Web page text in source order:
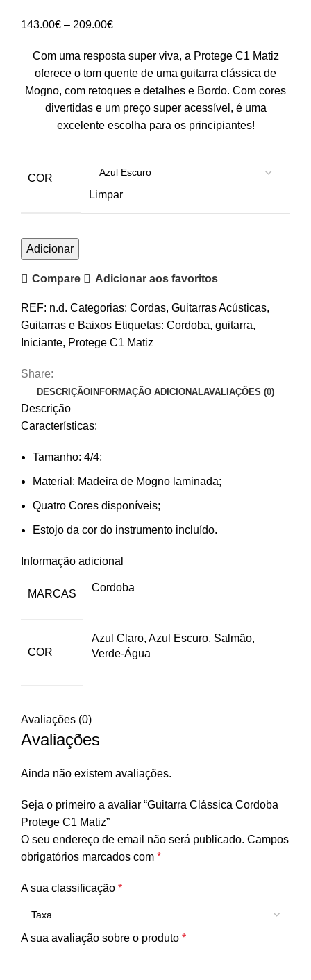
143.00€ – 209.00€Price
143.00€
through
209.00€
Com uma resposta super viva, a Protege C1 Matiz
oferece o tom quente de uma guitarra clássica de
Mogno, com retoques e detalhes e Bordo. Com cores
divertidas e um preço super acessível, é uma
excelente escolha para os principiantes!
COR
Limpar
Quantidade
de
Guitarra
Cordoba
Protege
C1
Matiz
Adicionar
Compare Adicionar aos favoritos
REF: n.d. Categorias: Cordas, Guitarras Acústicas,
Guitarras e Baixos Etiquetas: Cordoba, guitarra,
Iniciante, Protege C1 Matiz
Share:
DESCRIÇÃOINFORMAÇÃO ADICIONALAVALIAÇÕES (0)
Descrição
Características:
Tamanho: 4/4;
Material: Madeira de Mogno laminada;
Quatro Cores disponíveis;
Estojo da cor do instrumento incluído.
Informação adicional
MARCAS
Cordoba
COR
Azul Claro, Azul Escuro, Salmão,
Verde-Água
Avaliações (0)
Avaliações
Ainda não existem avaliações.
Seja o primeiro a avaliar “Guitarra Clássica Cordoba
Protege C1 Matiz”
O seu endereço de email não será publicado. Campos
obrigatórios marcados com *
A sua classificação *
A sua avaliação sobre o produto *